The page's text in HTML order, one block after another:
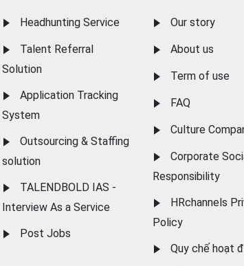
Headhunting Service
Talent Referral
Solution
Application Tracking
System
Outsourcing & Staffing
solution
TALENDBOLD IAS -
Interview As a Service
Post Jobs
Our story
About us
Term of use
FAQ
Culture
Corporate
Responsibility
HRchannels
Policy
Quy chế hoạt